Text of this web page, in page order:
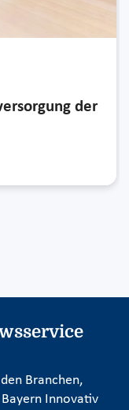
der
Branchen,
Innovativ